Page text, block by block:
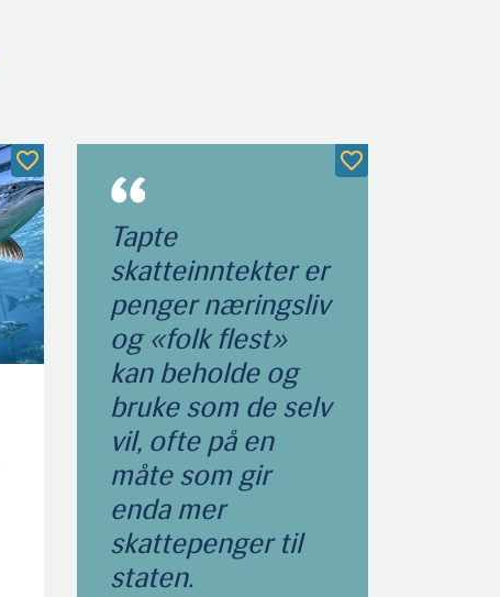
Tapte
skatteinntekter er
penger næringsliv
og «folk flest»
kan beholde og
bruke som de selv
vil, ofte på en
måte som gir
enda mer
skattepenger til
staten.